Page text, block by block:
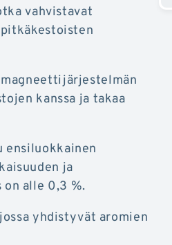
vahvistavat
kanssa ja takaa
ensiluokkainen
ja
alle 0,3 %.
yhdistyvät aromien